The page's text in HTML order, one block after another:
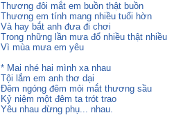
Thương đôi mắt em buồn thật buồn
Thương em tính mang nhiều tuổi hờn
Và hay bắt anh đưa đi chơi
Trong những lần mưa đổ nhiều thật nhiều
Vì mùa mưa em yêu
* Mai nhé hai mình xa nhau
Tội lắm em anh thơ dại
Đêm ngóng đêm mỏi mắt thương sầu
Kỷ niệm một đêm ta trót trao
Yêu nhau đừng phụ... nhau.